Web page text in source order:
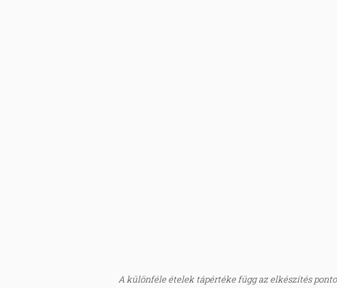
A különféle ételek tápértéke függ az elkészítés